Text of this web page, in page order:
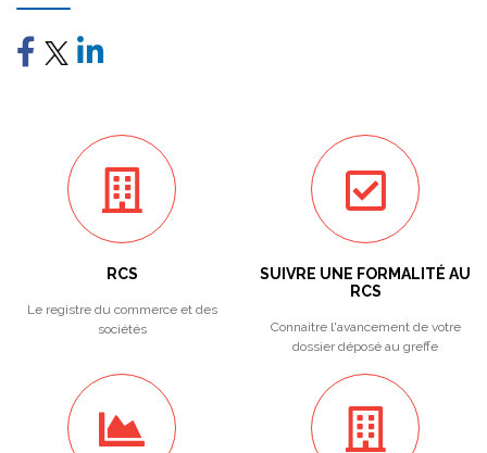
RCS
Le registre du commerce et des
sociétés
SUIVRE UNE FORMALITÉ AU
RCS
Connaitre l'avancement de votre
dossier déposé au greffe